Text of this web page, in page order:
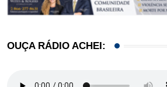
OUÇA RÁDIO ACHEI: